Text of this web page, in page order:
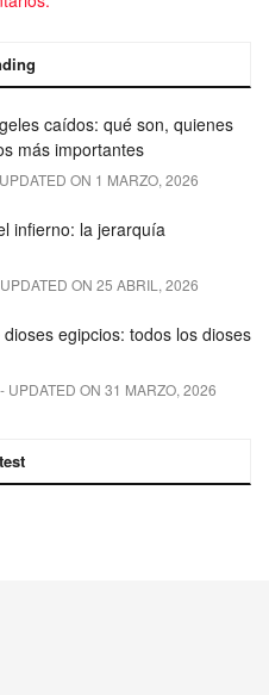
caídos: qué son, quienes
más importantes
ON 1 MARZO, 2026
infierno: la jerarquía
ON 25 ABRIL, 2026
egipcios: todos los dioses
UPDATED ON 31 MARZO, 2026